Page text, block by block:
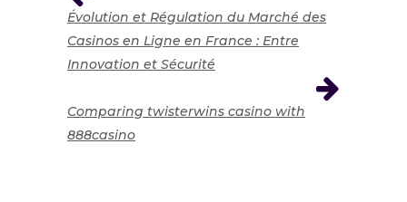
Évolution et Régulation du Marché des
Casinos en Ligne en France : Entre
Innovation et Sécurité
Comparing twisterwins casino with
888casino